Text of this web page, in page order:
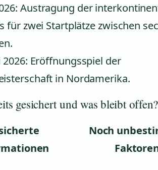
: Austragung der
für zwei Startplätze zwischen
2026: Eröffnungsspiel der
in Nordamerika.
gesichert und was bleibt offen?
Noch